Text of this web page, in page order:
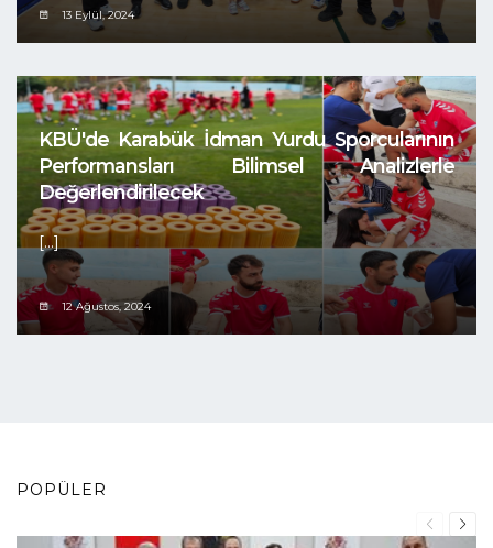
13 Eylül, 2024
KBÜ'de Karabük İdman Yurdu Sporcularının
Performansları Bilimsel Analizlerle
Değerlendirilecek
[...]
12 Ağustos, 2024
POPÜLER